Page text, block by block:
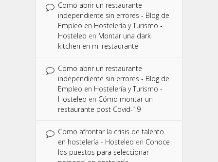
Como abrir un restaurante
independiente sin errores - Blog de
Empleo en Hostelería y Turismo -
Hosteleo en Montar una dark
kitchen en mi restaurante
Como abrir un restaurante
independiente sin errores - Blog de
Empleo en Hostelería y Turismo -
Hosteleo en Cómo montar un
restaurante post Covid-19
Como afrontar la crisis de talento
en hostelería - Hosteleo en Conoce
los puestos para seleccionar